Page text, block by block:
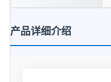
产品详细介绍